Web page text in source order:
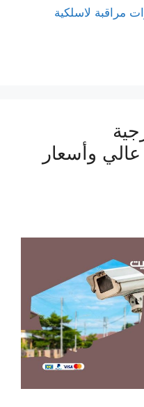
مراقبة لاسلكية
عالي وأسعار